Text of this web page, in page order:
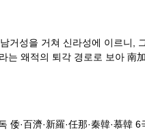
거성을 거쳐 신라성에 이르니
왜적의 퇴각 경로로 보아 南
·百濟·新羅·任那·秦韓·慕